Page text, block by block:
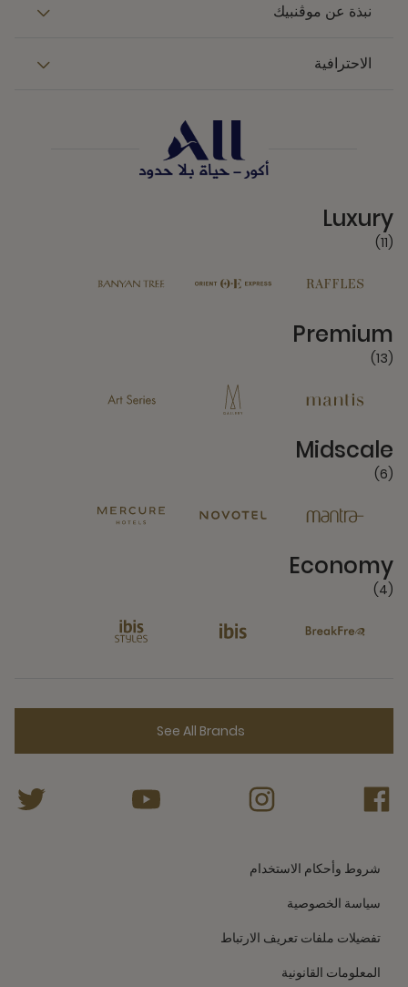
نبذة عن موڤنبيك
الاحترافية
Luxury
(11)
Premium
(13)
Midscale
(6)
Economy
(4)
See All Brands
شروط وأحكام الاستخدام
سياسة الخصوصية
تفضيلات ملفات تعريف الارتباط
المعلومات القانونية